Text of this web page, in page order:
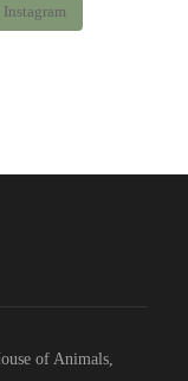
of Animals,